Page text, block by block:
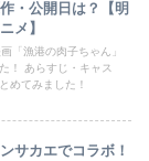
・公開日は？【明
メ】
「漁港の肉子ちゃん」
！ あらすじ・キャス
めてみました！
サカエでコラボ！